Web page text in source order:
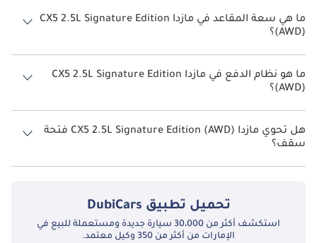
2026 من 12 كم/ليتر.
ما هي سعة المقاعد في مازدا CX5 2.5L Signature Edition
(AWD)؟
تتسع مازدا CX5 2.5L Signature Edition (AWD) لأ 5 أشخاص.
ما هو نظام الدفع في مازدا CX5 2.5L Signature Edition
(AWD)؟
نظام الدفع في مازدا CX5 All Wheel Drive 2.5L Signature Edition (AWD).
هل تحوي مازدا CX5 2.5L Signature Edition (AWD) فتحة
سقف؟
نعم توفر مازدا CX5 2.5L Signature Edition (AWD) فتحة السقف كخيار.
تحميل تطبيق DubiCars
استكشف أكثر من 30،000 سيارة جديدة ومستعملة للبيع في
الإمارات من أكثر من 350 وكيل معتمد.